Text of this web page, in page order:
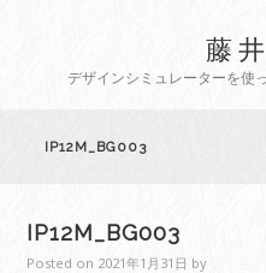
藤
デザインシミュレーターを使
IP12M_BG003
IP12M_BG003
Posted on 2021年1月31日 by